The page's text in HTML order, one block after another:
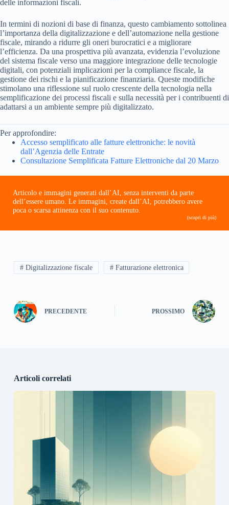
delle informazioni fiscali.
In termini di nozioni di base di finanza, questo cambiamento sottolinea
l’importanza della digitalizzazione e dell’automazione nella gestione
fiscale, mirando a ridurre gli oneri burocratici e a migliorare
l’efficienza. Da una prospettiva più avanzata, evidenzia l’evoluzione
del sistema fiscale verso una maggiore integrazione delle tecnologie
digitali, con potenziali implicazioni per la compliance fiscale, la
gestione dei rischi e la pianificazione finanziaria. Queste modifiche
stimolano una riflessione sul ruolo crescente della tecnologia nella
semplificazione dei processi fiscali e sulla necessità per i contribuenti di
adattarsi a un ambiente sempre più digitalizzato.
Per approfondire:
Accesso semplificato alle fatture elettroniche: le novità
dall’Agenzia delle Entrate
Consultazione Semplificata Fatture Elettroniche dal 20 Marzo
Articolo e immagini generati dall’AI, senza interventi da parte
dell’essere umano. Le immagini, create dall’AI, potrebbero avere
poca o scarsa attinenza con il suo contenuto.
(scopri di più)
# Digitalizzazione fiscale # Fatturazione elettronica
PRECEDENTE PROSSIMO
Articoli correlati